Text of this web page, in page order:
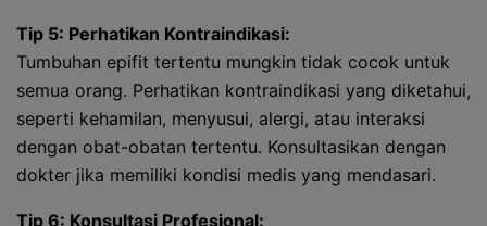
Tip 5: Perhatikan Kontraindikasi:
Tumbuhan epifit tertentu mungkin tidak cocok untuk
semua orang. Perhatikan kontraindikasi yang diketahui,
seperti kehamilan, menyusui, alergi, atau interaksi
dengan obat-obatan tertentu. Konsultasikan dengan
dokter jika memiliki kondisi medis yang mendasari.
Tip 6: Konsultasi Profesional: